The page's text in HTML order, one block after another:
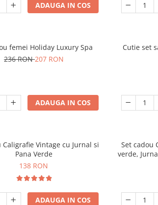
ADAUGA IN COS
femei Holiday Luxury Spa
236 RON207 RON
ADAUGA IN COS
Cutie set
Caligrafie Vintage cu Jurnal si
Pana Verde
138 RON
ADAUGA IN COS
Set cadou
verde,